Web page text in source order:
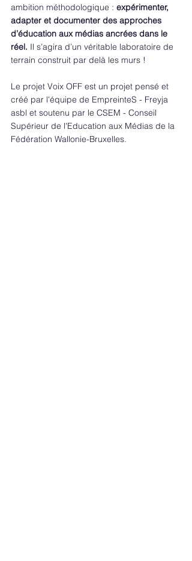
ambition méthodologique : expérimenter,
adapter et documenter des approches
d’éducation aux médias ancrées dans le
réel. Il s’agira d’un véritable laboratoire de
terrain construit par delà les murs !
Le projet Voix OFF est un projet pensé et
créé par l'équipe de EmpreinteS - Freyja
asbl et soutenu par le CSEM - Conseil
Supérieur de l'Education aux Médias de la
Fédération Wallonie-Bruxelles.